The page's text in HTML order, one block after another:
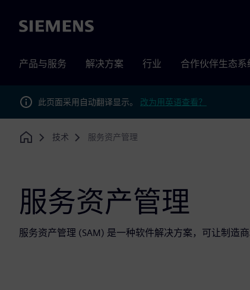
Siemens
产品与服务 解决方案 行业 合作伙伴生态系
此页面采用自动翻译显示。 改为用英语查看？
Home
技术 服务资产管理
服务资产管理
服务资产管理 (SAM) 是一种软件解决方案，可让制造